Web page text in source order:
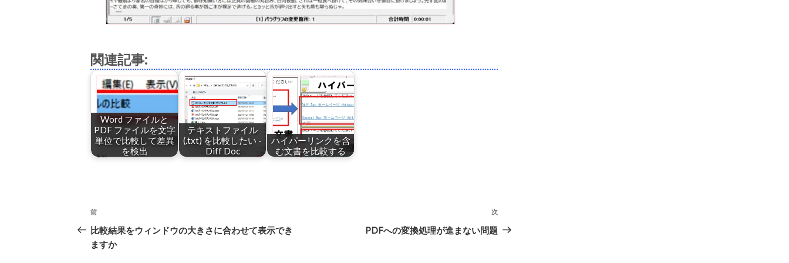
関連記事:
Word ファイルと
PDF ファイルを文字
単位で比較して差異
を検出
テキストファイル
(.txt) を比較したい -
Diff Doc
ハイパーリンクを含
む文書を比較する
投
稿
ナ
前
の
投
前
比較結果をウィンドウの大きさに合わせて表示でき
ますか
次
の
次
PDFへの変換処理が進まない問題